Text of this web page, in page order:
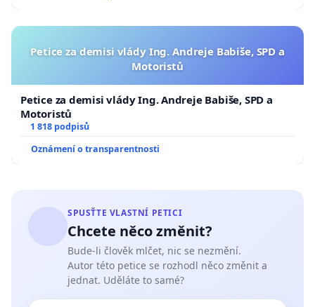
Petice za demisi vlády Ing. Andreje Babiše, SPD a
Motoristů
Petice za demisi vlády Ing. Andreje Babiše, SPD a
Motoristů
1 818 podpisů
Oznámení o transparentnosti
SPUSŤTE VLASTNÍ PETICI
Chcete něco změnit?
Bude-li člověk mlčet, nic se nezmění.
Autor této petice se rozhodl něco změnit a
jednat. Uděláte to samé?